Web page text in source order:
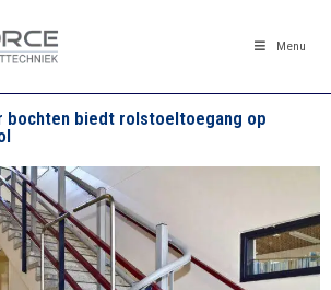
Menu
biedt rolstoeltoegang op